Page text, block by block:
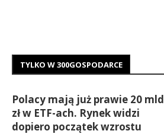
TYLKO W 300GOSPODARCE
Polacy mają już prawie 20 mld
zł w ETF-ach. Rynek widzi
dopiero początek wzrostu